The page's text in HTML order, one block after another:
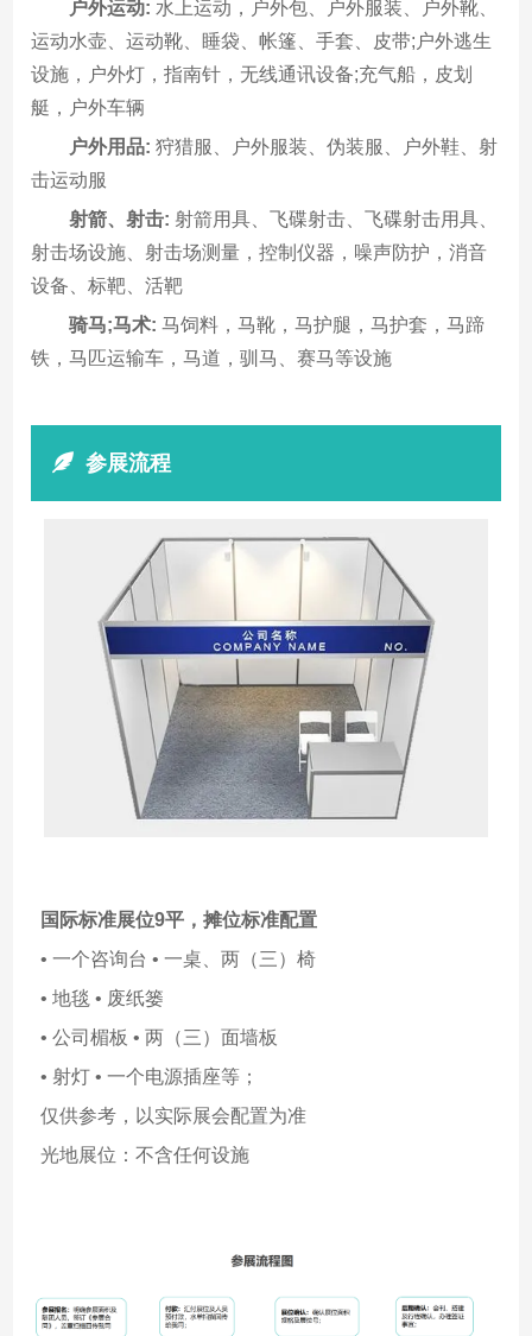
户外运动: 水上运动，户外包、户外服装、户外靴、
运动水壶、运动靴、睡袋、帐篷、手套、皮带;户外逃生
设施，户外灯，指南针，无线通讯设备;充气船，皮划
艇，户外车辆
户外用品: 狩猎服、户外服装、伪装服、户外鞋、射
击运动服
射箭、射击: 射箭用具、飞碟射击、飞碟射击用具、
射击场设施、射击场测量，控制仪器，噪声防护，消音
设备、标靶、活靶
骑马;马术: 马饲料，马靴，马护腿，马护套，马蹄
铁，马匹运输车，马道，驯马、赛马等设施
参展流程
国际标准展位9平，摊位标准配置
• 一个咨询台 • 一桌、两（三）椅
• 地毯 • 废纸篓
• 公司楣板 • 两（三）面墙板
• 射灯 • 一个电源插座等；
仅供参考，以实际展会配置为准
光地展位：不含任何设施